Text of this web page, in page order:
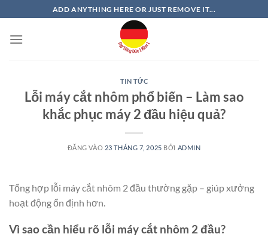
qua
nội
ADD ANYTHING HERE OR JUST REMOVE IT...
TIN TỨC
Lỗi máy cắt nhôm phổ biến – Làm sao
khắc phục máy 2 đầu hiệu quả?
ĐĂNG VÀO 23 THÁNG 7, 2025 BỞI ADMIN
Tổng hợp lỗi máy cắt nhôm 2 đầu thường gặp – giúp xưởng
hoạt động ổn định hơn.
Vì sao cần hiểu rõ lỗi máy cắt nhôm 2 đầu?